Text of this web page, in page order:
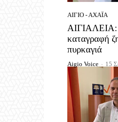
ΑΊΓΙΟ - ΑΧΑΪ́Α
ΑΙΓΙΑΛΕΙΑ:
καταγραφή
πυρκαγιά
Aigio Voice - 15